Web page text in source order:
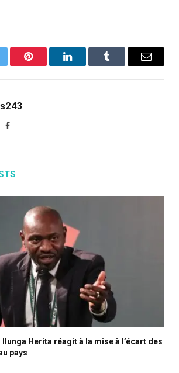
Pinterest LinkedInTumblr Email
Facebook
Ilunga Herita réagit à la mise à l’écart des
pays